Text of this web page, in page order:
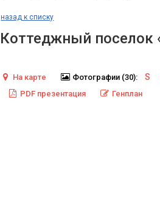
назад к списку
Коттеджный поселок
На карте Фотографии (30): S
PDF презентация Генплан